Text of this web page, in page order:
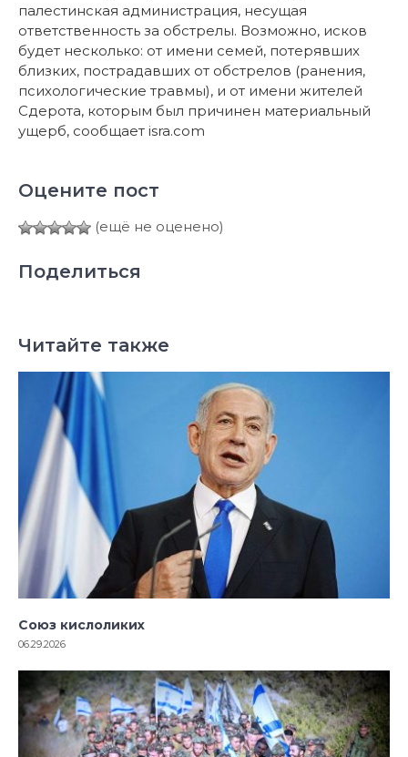
палестинская администрация, несущая
ответственность за обстрелы. Возможно, исков
будет несколько: от имени семей, потерявших
близких, пострадавших от обстрелов (ранения,
психологические травмы), и от имени жителей
Сдерота, которым был причинен материальный
ущерб, сообщает isra.com
Оцените пост
(ещё не оценено)
Поделиться
Читайте также
Союз кислоликих
06.29.2026